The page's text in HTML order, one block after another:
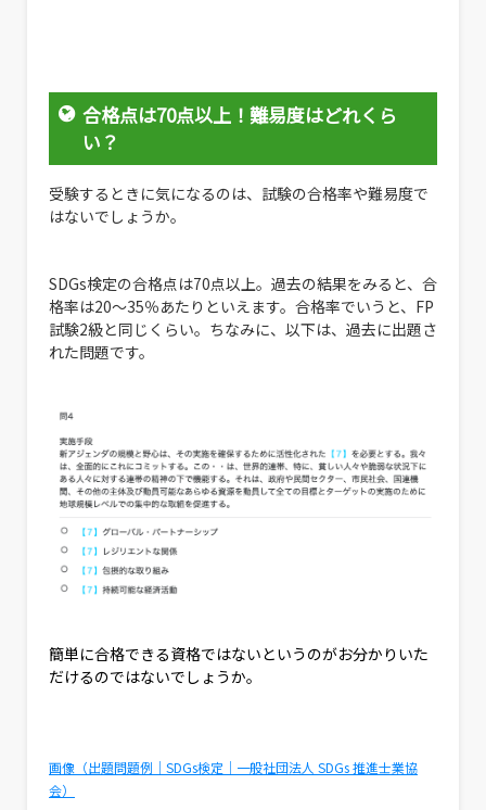
合格点は70点以上！難易度はどれくら
い？
受験するときに気になるのは、試験の合格率や難易度で
はないでしょうか。
SDGs検定の合格点は70点以上。過去の結果をみると、合
格率は20〜35％あたりといえます。合格率でいうと、FP
試験2級と同じくらい。ちなみに、以下は、過去に出題さ
れた問題です。
簡単に合格できる資格ではないというのがお分かりいた
だけるのではないでしょうか。
画像（出題問題例｜SDGs検定｜一般社団法人 SDGs 推進士業協
会）